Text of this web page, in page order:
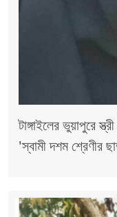
টাঙ্গাইলের ভুয়াপুরে
'স্বামী দশম শ্রেণীর